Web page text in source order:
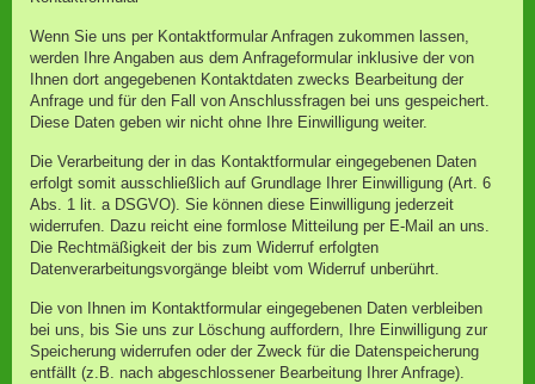
Wenn Sie uns per Kontaktformular Anfragen zukommen lassen,
werden Ihre Angaben aus dem Anfrageformular inklusive der von
Ihnen dort angegebenen Kontaktdaten zwecks Bearbeitung der
Anfrage und für den Fall von Anschlussfragen bei uns gespeichert.
Diese Daten geben wir nicht ohne Ihre Einwilligung weiter.
Die Verarbeitung der in das Kontaktformular eingegebenen Daten
erfolgt somit ausschließlich auf Grundlage Ihrer Einwilligung (Art. 6
Abs. 1 lit. a DSGVO). Sie können diese Einwilligung jederzeit
widerrufen. Dazu reicht eine formlose Mitteilung per E-Mail an uns.
Die Rechtmäßigkeit der bis zum Widerruf erfolgten
Datenverarbeitungsvorgänge bleibt vom Widerruf unberührt.
Die von Ihnen im Kontaktformular eingegebenen Daten verbleiben
bei uns, bis Sie uns zur Löschung auffordern, Ihre Einwilligung zur
Speicherung widerrufen oder der Zweck für die Datenspeicherung
entfällt (z.B. nach abgeschlossener Bearbeitung Ihrer Anfrage).